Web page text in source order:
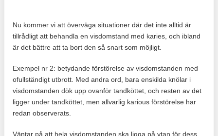
Nu kommer vi att överväga situationer där det inte alltid är
tillrådligt att behandla en visdomstand med karies, och ibland
är det bättre att ta bort den så snart som möjligt.
Exempel nr 2: betydande förstörelse av visdomstanden med
ofullständigt utbrott. Med andra ord, bara enskilda knölar i
visdomstanden dök upp ovanför tandköttet, och resten av det
ligger under tandköttet, men allvarlig karious förstörelse har
redan observerats.
Väntar på att hela visdomstanden ska ligga på ytan för dess